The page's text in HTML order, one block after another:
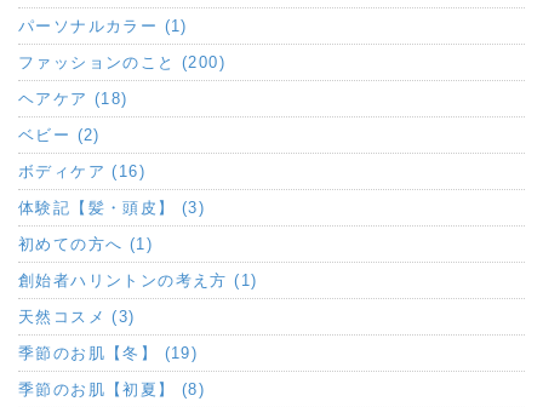
パーソナルカラー (1)
ファッションのこと (200)
ヘアケア (18)
ベビー (2)
ボディケア (16)
体験記【髪・頭皮】 (3)
初めての方へ (1)
創始者ハリントンの考え方 (1)
天然コスメ (3)
季節のお肌【冬】 (19)
季節のお肌【初夏】 (8)